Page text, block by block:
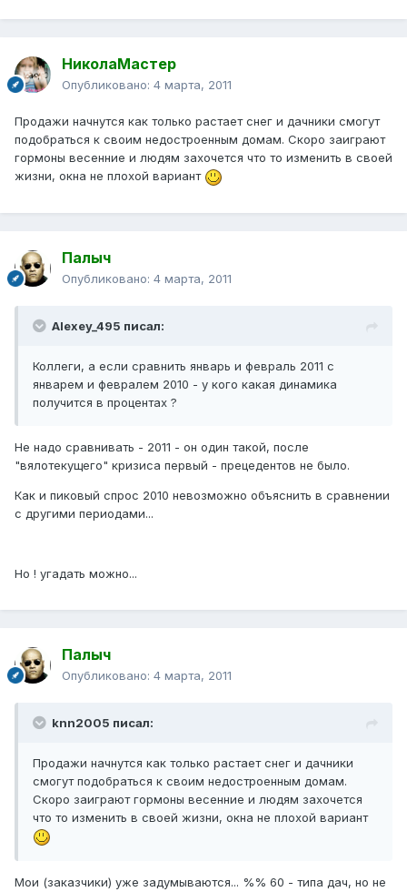
НиколаМастер
Опубликовано: 4 марта, 2011
Продажи начнутся как только растает снег и дачники смогут
подобраться к своим недостроенным домам. Скоро заиграют
гормоны весенние и людям захочется что то изменить в своей
жизни, окна не плохой вариант
Палыч
Опубликовано: 4 марта, 2011
Alexey_495 писал:
Коллеги, а если сравнить январь и февраль 2011 с
январем и февралем 2010 - у кого какая динамика
получится в процентах ?
Не надо сравнивать - 2011 - он один такой, после
"вялотекущего" кризиса первый - прецедентов не было.
Как и пиковый спрос 2010 невозможно объяснить в сравнении
с другими периодами...
Но ! угадать можно...
Палыч
Опубликовано: 4 марта, 2011
knn2005 писал:
Продажи начнутся как только растает снег и дачники
смогут подобраться к своим недостроенным домам.
Скоро заиграют гормоны весенние и людям захочется
что то изменить в своей жизни, окна не плохой вариант
Мои (заказчики) уже задумываются... %% 60 - типа дач, но не